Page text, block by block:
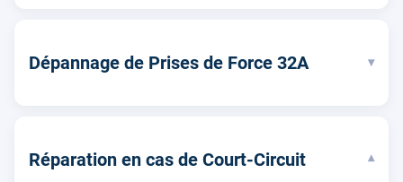
Dépannage de Prises de Force 32A ▾
Réparation en cas de Court-Circuit ▾